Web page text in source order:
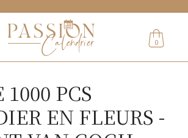
0
1000 PCS
EN FLEURS -